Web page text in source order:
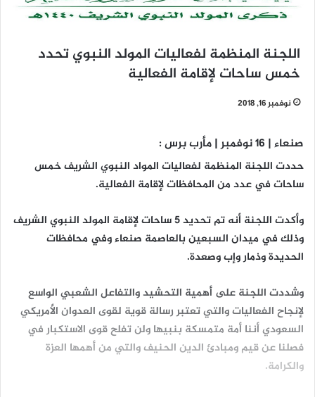
اللجنة المنظمة لفعاليات المولد النبوي تحدد
خمس ساحات لإقامة الفعالية
نوفمبر 16, 2018
صنعاء | 16 نوفمبر | مأرب برس :
حددت اللجنة المنظمة لفعاليات المواد النبوي الشريف خمس
ساحات في عدد من المحافظات لإقامة الفعالية.
وأكدت اللجنة أنه تم تحديد 5 ساحات لإقامة المولد النبوي الشريف
وذلك في ميدان السبعين بالعاصمة صنعاء وفي محافظات
الحديدة وذمار وإب وصعدة.
وشددت اللجنة على أهمية التحشيد والتفاعل الشعبي الواسع
لإنجاح الفعاليات والتي تعتبر رسالة قوية لقوى العدوان الأمريكي
السعودي أننا أمة متمسكة بنبيها ولن تفلح قوى الاستكبار في
فصلنا عن قيم ومبادئ الدين الحنيف والتي من أهمها العزة
والكرامة.